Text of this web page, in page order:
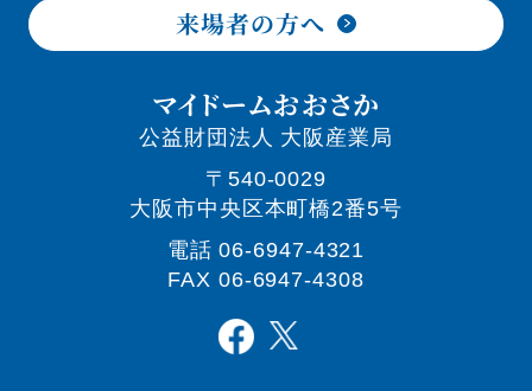
来場者の方へ
マイドームおおさか
公益財団法人 大阪産業局
〒540-0029
大阪市中央区本町橋2番5号
電話06-6947-4321
FAX 06-6947-4308